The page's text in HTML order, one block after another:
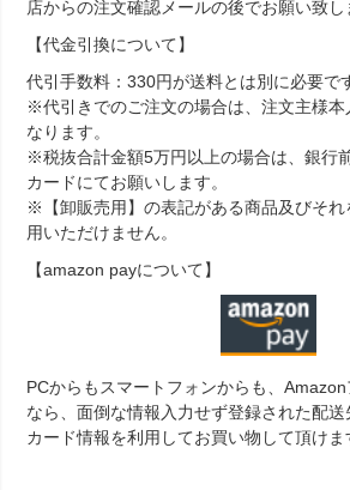
店からの注文確認メールの後でお願い致し
【代金引換について】
代引手数料：330円が送料とは別に必要で
※代引きでのご注文の場合は、注文主様本
なります。
※税抜合計金額5万円以上の場合は、銀行
カードにてお願いします。
※【卸販売用】の表記がある商品及びそれ
用いただけません。
【amazon payについて】
PCからもスマートフォンからも、
なら、面倒な情報入力せず登録された配送
カード情報を利用してお買い物して頂けま